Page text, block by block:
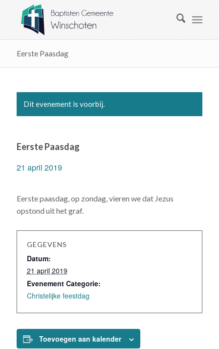
Eerste Paasdag
Dit evenement is voorbij.
Eerste Paasdag
21 april 2019
Eerste paasdag, op zondag, vieren we dat Jezus
opstond uit het graf.
GEGEVENS
Datum:
21 april 2019
Evenement Categorie:
Christelijke feestdag
Toevoegen aan kalender